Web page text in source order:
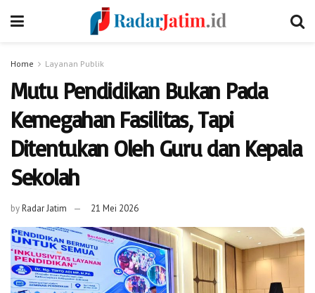
Home Layanan Publik
Mutu Pendidikan Bukan Pada
Kemegahan Fasilitas, Tapi
Ditentukan Oleh Guru dan Kepala
Sekolah
byRadar Jatim 21 Mei 2026